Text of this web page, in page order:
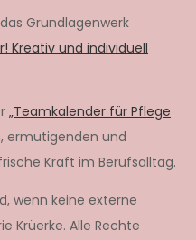
Grundlagenwerk
Kreativ und individuell
„Teamkalender für Pflege
ermutigenden und
Kraft im Berufsalltag.
wenn keine externe
Krüerke. Alle Rechte